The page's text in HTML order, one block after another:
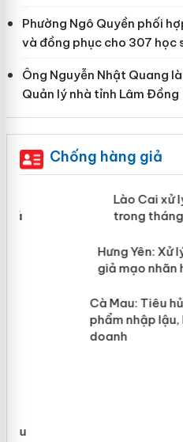
Phường Ngô Quyền phối
và đồng phục cho 307 học
Ông Nguyễn Nhật Quang
Quản lý nhà tỉnh Lâm Đồng
Chống hàng giả
Lào Cai xử
mại trong
Hưng Yên:
hàng giả